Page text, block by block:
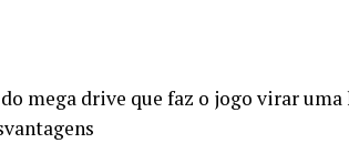
mega drive que faz o jogo virar